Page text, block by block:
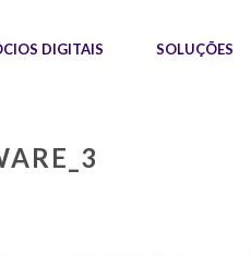
DIGITAIS SOLUÇÕES